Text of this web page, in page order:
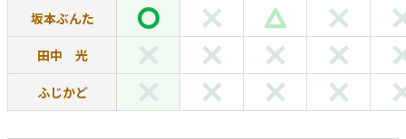
坂本ぶんた
田中 光
ふじかど